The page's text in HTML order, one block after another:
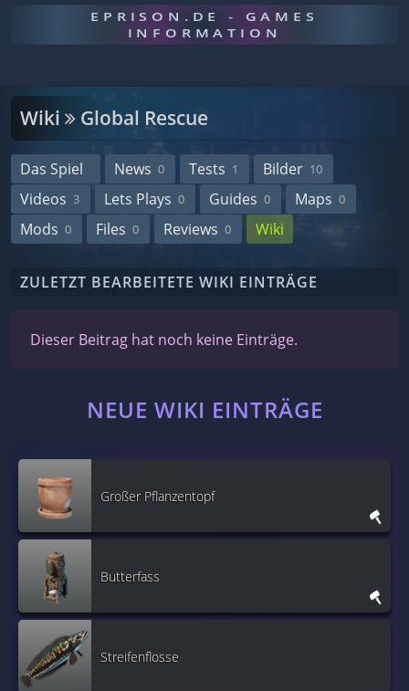
EPRISON.DE - GAMES
INFORMATION
Wiki Global Rescue
Das Spiel News 0 Tests 1 Bilder 10
Videos 3 Lets Plays 0 Guides 0 Maps 0
Mods 0 Files 0 Reviews 0 Wiki
ZULETZT BEARBEITETE WIKI EINTRÄGE
Dieser Beitrag hat noch keine Einträge.
NEUE WIKI EINTRÄGE
Großer Pflanzentopf
Butterfass
Streifenflosse